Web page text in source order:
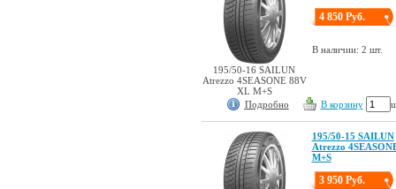
195/50-16 SAILUN
Atrezzo 4SEASONE 88V
XL M+S
4 850 Руб.
В наличии: 2 шт.
Подробно В корзину
195/50-15 SAILUN
Atrezzo
M+S
3 950 Руб.